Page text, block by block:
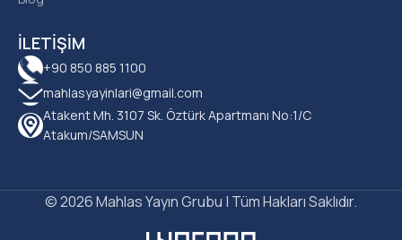
İLETIŞIM
+90 850 885 1100
mahlasyayinlari@gmail.com
Atakent Mh. 3107 Sk. Öztürk Apartmanı No:1/C
Atakum/SAMSUN
© 2026 Mahlas Yayın Grubu | Tüm Hakları Saklıdır.